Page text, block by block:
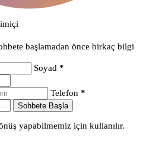
başlamadan önce birkaç bilgi
Soyad *
Telefon *
Sohbete Başla
yapabilmemiz için kullanılır.